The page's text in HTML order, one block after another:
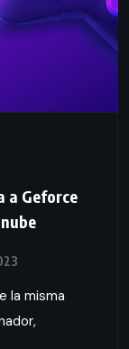
a Geforce
la misma